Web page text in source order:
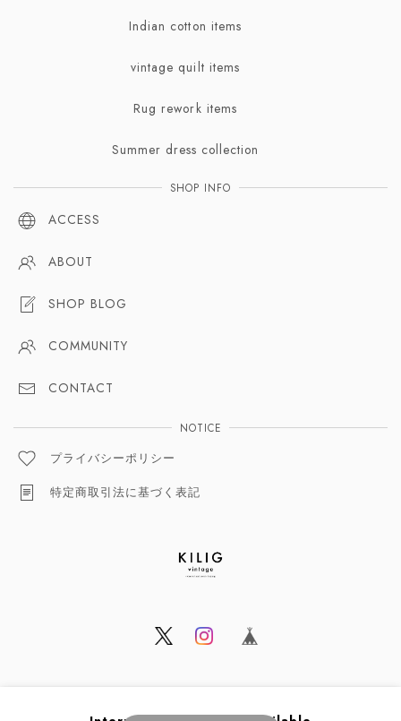
Indian cotton items
vintage quilt items
Rug rework items
Summer dress collection
SHOP INFO
ACCESS
ABOUT
SHOP BLOG
COMMUNITY
CONTACT
NOTICE
プライバシーポリシー
特定商取引法に基づく表記